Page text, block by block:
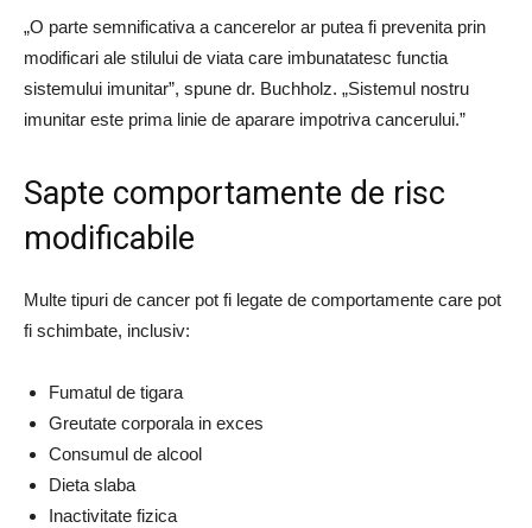
„O parte semnificativa a cancerelor ar putea fi prevenita prin
modificari ale stilului de viata care imbunatatesc functia
sistemului imunitar”, spune dr. Buchholz. „Sistemul nostru
imunitar este prima linie de aparare impotriva cancerului.”
Sapte comportamente de risc
modificabile
Multe tipuri de cancer pot fi legate de comportamente care pot
fi schimbate, inclusiv:
Fumatul de tigara
Greutate corporala in exces
Consumul de alcool
Dieta slaba
Inactivitate fizica